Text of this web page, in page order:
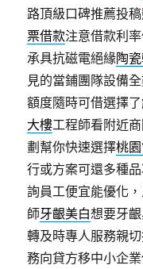
路頂級口碑推薦投
票借款注意借款利
承具抗磁電絕緣陶
見的當鋪團隊設備
額度隨時可借選擇
大樓工程師看附近
劃幫你快速選擇桃
行或方案可還多種
詢員工便宜能優化
師牙齦美白想要牙
轉及時專人服務親
務向貸方移中小企